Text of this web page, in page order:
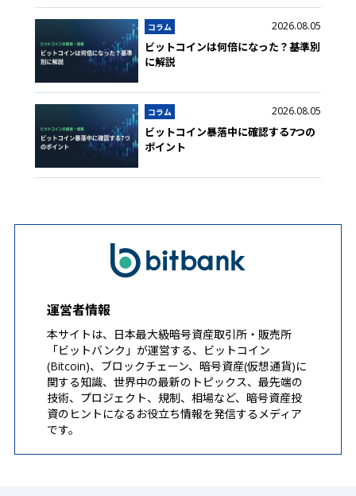
コラム 2026.08.05
ビットコインは何倍になった？基準別
に解説
コラム 2026.08.05
ビットコイン暴落中に確認する7つの
ポイント
運営者情報
本サイトは、日本最大級暗号資産取引所・販売所
「ビットバンク」が運営する、ビットコイン
(Bitcoin)、ブロックチェーン、暗号資産(仮想通貨)に
関する知識、世界中の最新のトピックス、最先端の
技術、プロジェクト、規制、相場など、暗号資産投
資のヒントになるお役立ち情報を発信するメディア
です。